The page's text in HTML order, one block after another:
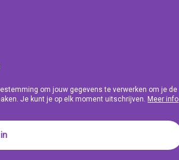
om jouw gegevens te verwerken om je de
Je kunt je op elk moment uitschrijven. Meer info